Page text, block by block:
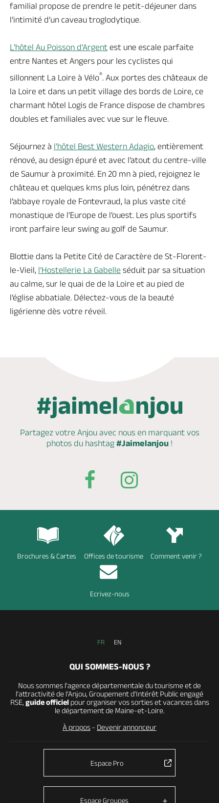
familial propose de prendre le petit-déjeuner dans
l’intimité d’un caveau troglodytique.
L’hôtel Au Poisson d’Argent est une escale parfaite
entre Nantes et Angers pour les cyclistes qui
sillonnent La Loire à Vélo®. Aux portes des châteaux de
la Loire et dans un petit village des bords de Loire, ce
charmant hôtel Logis de France dispose de chambres
doubles et familiales avec vue sur le fleuve.
Séjournez à l’hôtel Best Western Adagio, entièrement
rénové, au design épuré et avec l’atout du centre-ville
de Saumur à proximité. En 20 mn à pied, rejoignez le
château et quelques kms plus loin, pénétrez dans
l’abbaye royale de Fontevraud, la plus vaste cité
monastique de l’Europe de l’ouest. Les plus sportifs
iront parfaire leur swing au golf de Saumur.
Blottie dans la Petite Cité de Caractère de St-Florent-
le-Vieil, l’Hostellerie La Gabelle séduit par sa situation
au calme, sur le quai de de la Loire et au pied de
l’église abbatiale. Délectez-vous de la beauté
ligérienne dès votre réveil.
Partagez votre Anjou avec nous en marquantvos
photos du hashtag #Jaimelanjou !
Brochures & Cartes Offices de tourisme Comment venir ?
Ecrivez-nous
FR EN
QUI SOMMES-NOUS ?
Nous sommes l’agence départementale du tourisme et de
l’attractivité de l’Anjou, Groupement d’Intérêt Public engagé
RSE, guide officielpour organiser vos sorties et vacances dans
le département de Maine-et-Loire.
À propos - Devenir annonceur
Espace Pro
Espace Groupes